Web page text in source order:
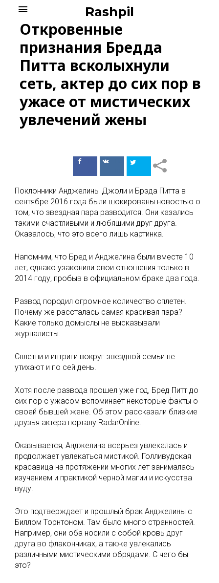
content
Rashpil
menu
Откровенные
признания Бредда
Питта всколыхнули
сеть, актер до сих пор в
ужасе от мистических
увлечений жены
ПоделитьсяПоделиться
Поклонники Анджелины Джоли и Брэда Питта в
сентябре 2016 года были шокированы новостью о
том, что звездная пара разводится. Они казались
такими счастливыми и любящими друг друга.
Оказалось, что это всего лишь картинка.
Напомним, что Бред и Анджелина были вместе 10
лет, однако узаконили свои отношения только в
2014 году, пробыв в официальном браке два года.
Развод породил огромное количество сплетен.
Почему же рассталась самая красивая пара?
Какие только домыслы не высказывали
журналисты.
Сплетни и интриги вокруг звездной семьи не
утихают и по сей день.
Хотя после развода прошел уже год, Бред Питт до
сих пор с ужасом вспоминает некоторые факты о
своей бывшей жене. Об этом рассказали близкие
друзья актера порталу RadarOnline.
Оказывается, Анджелина всерьез увлекалась и
продолжает увлекаться мистикой. Голливудская
красавица на протяжении многих лет занималась
изучением и практикой черной магии и искусства
вуду.
Это подтверждает и прошлый брак Анджелины с
Биллом Торнтоном. Там было много странностей.
Например, они оба носили с собой кровь друг
друга во флакончиках, а также увлекались
различными мистическими обрядами. С чего бы
это?